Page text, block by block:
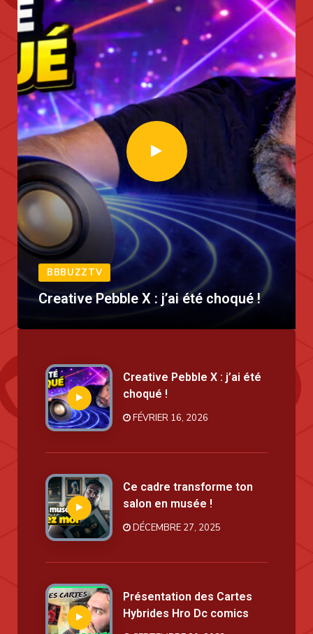
BBBUZZTV
Creative Pebble X : j’ai été choqué !
choqué !
FÉVRIER 16, 2026
salon en musée !
Hybrides Hro Dc comics
SEPTEMBRE 20, 2023